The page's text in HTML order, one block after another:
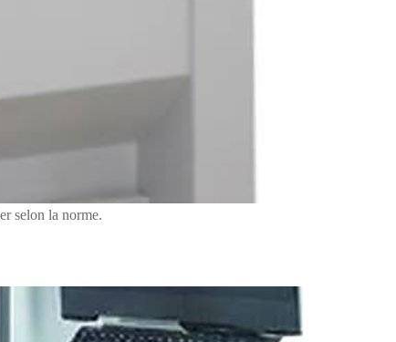
selon la norme.